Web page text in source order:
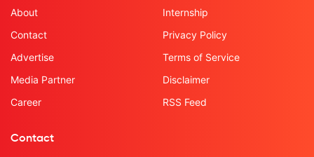
About
Contact
Advertise
Media Partner
Career
Internship
Privacy Policy
Terms of Service
Disclaimer
RSS Feed
Contact